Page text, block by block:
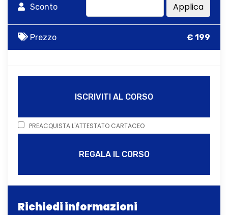
Sconto Applica
Prezzo € 199
ISCRIVITI AL CORSO
PREACQUISTA L'ATTESTATO CARTACEO
REGALA IL CORSO
Richiedi informazioni